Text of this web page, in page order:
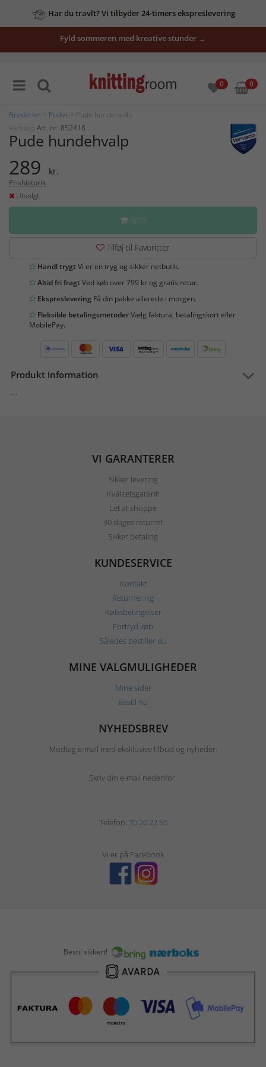
Har du travlt? Vi tilbyder 24-timers ekspreslevering
Fyld sommeren med kreative stunder →
0 0
Broderier Puder > Pude hundehvalp
Vervaco Art. nr: 852418
Pude hundehvalp
289 kr.
Prishistorik
Utsolgt
KØB
Tilføj til Favoritter
Handl trygtVi er en tryg og sikker netbutik.
Altid fri fragtVed køb over 799 kr og gratis retur.
Ekspreslevering Få din pakke allerede i morgen.
Fleksible betalingsmetoderVælg faktura, betalingskort eller
MobilePay.
Produkt information
...
VI GARANTERER
Sikker levering
Kvalitetsgaranti
Let at shoppe
30 dages returret
Sikker betaling
KUNDESERVICE
Kontakt
Returnering
Købsbetingelser
Fortryd køb
Således bestiller du
MINE VALGMULIGHEDER
Mine sider
Bestil nu
NYHEDSBREV
Modtag e-mail med eksklusive tilbud og nyheder.
Skriv din e-mail nedenfor.
Telefon: 70 20 22 50
Vi er på Facebook
Bestil sikkert!